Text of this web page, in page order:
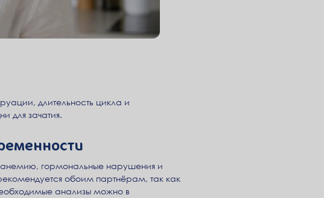
длительность цикла и
для зачатия.
гормональные нарушения и
обоим партнёрам, так как
анализы можно в